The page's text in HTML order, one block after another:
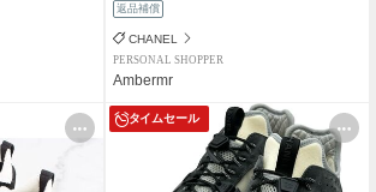
返品補償
CHANEL
PERSONAL SHOPPER
Ambermr
タイムセール